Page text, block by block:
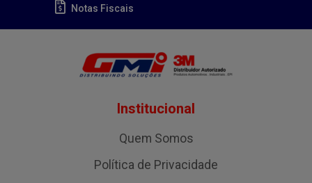
Notas Fiscais
Institucional
Quem Somos
Política de Privacidade